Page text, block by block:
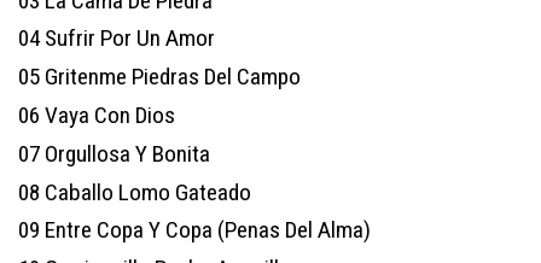
04 Sufrir Por Un Amor
05 Gritenme Piedras Del Campo
06 Vaya Con Dios
07 Orgullosa Y Bonita
08 Caballo Lomo Gateado
09 Entre Copa Y Copa (Penas Del Alma)